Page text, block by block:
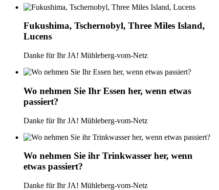
Fukushima, Tschernobyl, Three Miles Island,
Lucens
Danke für Ihr JA! Mühleberg-vom-Netz
Wo nehmen Sie Ihr Essen her, wenn etwas
passiert?
Danke für Ihr JA! Mühleberg-vom-Netz
Wo nehmen Sie ihr Trinkwasser her, wenn
etwas passiert?
Danke für Ihr JA! Mühleberg-vom-Netz